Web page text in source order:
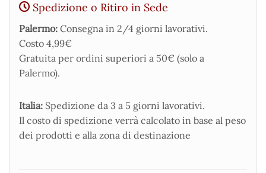
Spedizione o Ritiro in Sede
Palermo: Consegna in 2/4 giorni lavorativi.
Costo 4,99€
Gratuita per ordini superiori a 50€ (solo a
Palermo).
Italia: Spedizione da 3 a 5 giorni lavorativi.
Il costo di spedizione verrà calcolato in base al peso
dei prodotti e alla zona di destinazione